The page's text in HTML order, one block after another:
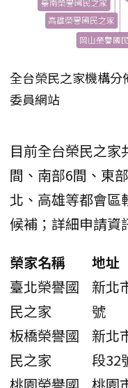
全台榮民之家機構
委員網站
目前全台榮民之家
間、南部6間、東
北、高雄等都會區
候補；詳細申請資
榮家名稱
地址
臺北榮譽國
民之家
新北
號
板橋榮譽國
民之家
新北
段32